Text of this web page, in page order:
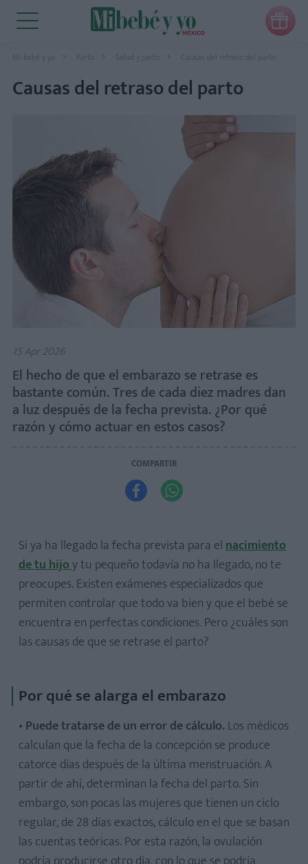

Mi bebé y yo Parto Salud y parto Causas del retraso del parto
Causas del retraso del parto
15 Apr 2026
El hecho de que el embarazo se retrase es
bastante común. Tres de cada diez madres dan
a luz después de la fecha prevista. ¿Por qué
razón y cómo actuar en estos casos?
COMPARTIR
 
Si ya ha llegado la fecha prevista para elnacimiento
de tu hijoy tu pequeño todavía no ha llegado, no te
preocupes. Existen exámenes especializados que
permiten controlar que todo va bien y que el bebé se
encuentra en perfectas condiciones. Pero ¿cuáles son
las causas de que se retrase el parto?
Por qué se alarga el embarazo
• Puede tratarse de un error de cálculo. Los médicos
calculan que la fecha de la concepción se produce
catorce días después de la última menstruación. A
partir de ahí, determinan la fecha del parto. Sin
embargo, son pocas las mujeres que tienen un ciclo
regular, de 28 días exactos, cálculo en el que se basan
las cuentas teóricas. Por esta razón, la ovulación